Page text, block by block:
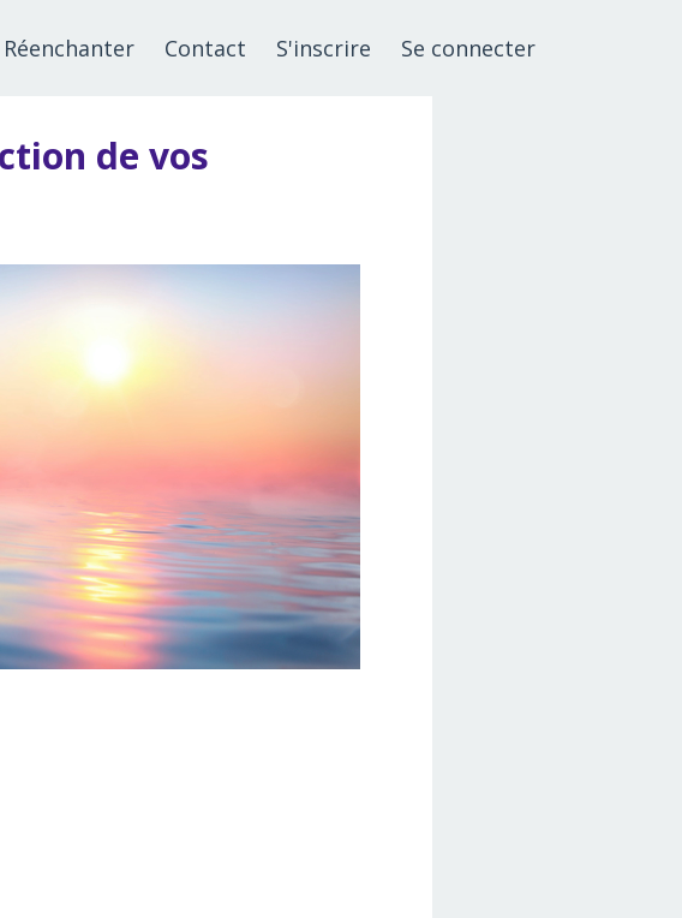
Réenchanter Contact S'inscrire Se connecter
de vos